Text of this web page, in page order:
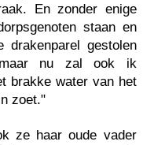
En zonder enige
staan en
drakenparel gestolen
nu zal ook ik
brakke water van het
zoet."
ze haar oude vader